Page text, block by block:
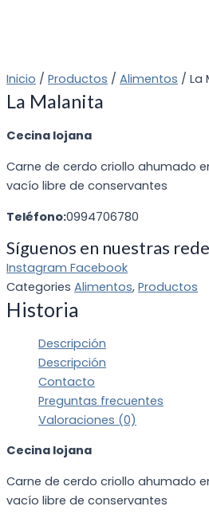
Inicio / Productos / Alimentos / La
La Malanita
Cecina lojana
Carne de cerdo criollo ahumado
vacío libre de conservantes
Teléfono:0994706780
Síguenos en nuestras
Instagram Facebook
Categories Alimentos, Productos
Historia
Descripción
Descripción
Contacto
Preguntas frecuentes
Valoraciones (0)
Cecina lojana
Carne de cerdo criollo ahumado
vacío libre de conservantes